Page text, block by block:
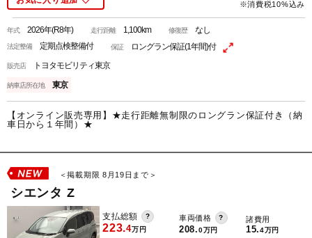
※消費税10%込み
年式2026年(R8年) 走行距離1,100km 修復歴なし
法定整備定期点検整備付 保証ロングラン保証(1年間)付
販売店トヨタモビリティ東京
納車店所在地東京
【オンライン販売専用】★走行距離無制限のロングラン保証付き（納
車日から１年間）★
＜掲載期限 8月19日まで＞
シエンタ Z
支払総額
223.4万円
車両価格
208.0万円
諸費用
15.4万円